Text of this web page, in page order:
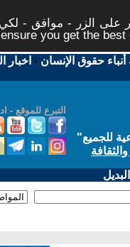
على الزر - موافق -
you get the
أنباء حقوق الإنسان - اخبار
التبرع للموقع -
للجميع"